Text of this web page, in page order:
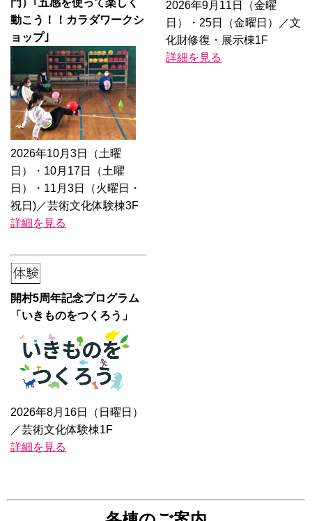
動こう！！カラダワークシ
ョップ｣
2026年10月3日（土曜
日）・10月17日（土曜
日）・11月3日（火曜日・
祝日)／芸術文化体験棟3F
詳細を見る
開村5周年記念プログラム
「いきものをつくろう」
2026年8月16日（日曜日）
／芸術文化体験棟1F
詳細を見る
2026年9月11日（金曜
日）・25日（金曜日）／文
化財修復・展示棟1F
詳細を見る